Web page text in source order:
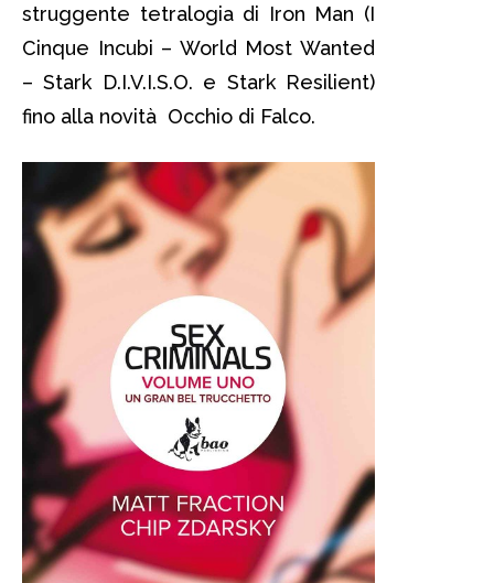
struggente tetralogia di Iron Man (I
Cinque Incubi – World Most Wanted
– Stark D.I.V.I.S.O. e Stark Resilient)
fino alla novità Occhio di Falco.